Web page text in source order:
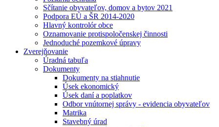
Sčítanie obyvateľov, domov a bytov 2021
Podpora EÚ a ŠR 2014-2020
Hlavný kontrolór obce
Oznamovanie protispoločenskej činnosti
Jednoduché pozemkové úpravy
Zverejňovanie
Úradná tabuľa
Dokumenty
Dokumenty na stiahnutie
Úsek ekonomický
Úsek daní a poplatkov
Odbor vnútornej správy - evidencia obyvateľov
Matrika
Stavebný úrad